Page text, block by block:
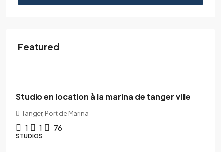
Featured
Studio en location à la marina de tanger ville
Tanger, Port de Marina
1 1 76
STUDIOS